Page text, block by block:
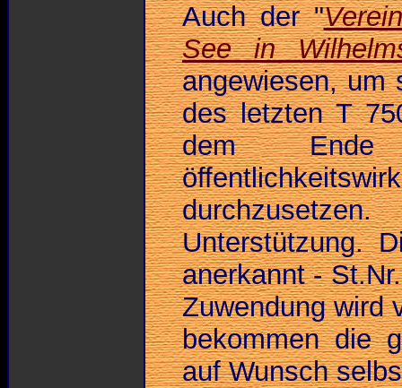
Auch der "
See in
angewiesen, um
des letzten T
dem Ende
Unterstützung.
anerkannt -
Zuwendung wird
bekommen die
auf Wunsch